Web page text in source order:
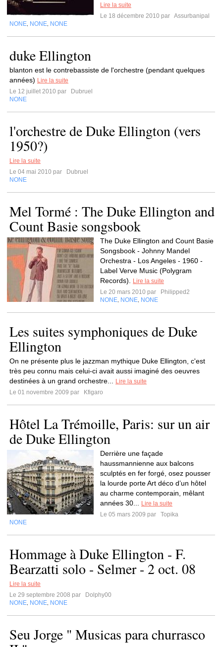
Lire la suite
Le 18 décembre 2010 par Assurbanipal
NONE NONE NONE
duke Ellington
blanton est le contrebassiste de l'orchestre (pendant quelques
années) Lire la suite
Le 12 juillet 2010 par
Dubruel
NONE
l'orchestre de Duke Ellington (vers
1950?)
Lire la suite
Le 04 mai 2010 par
Dubruel
NONE
Mel Tormé : The Duke Ellington and
Count Basie songsbook
The Duke Ellington and Count Basie
Songsbook - Johnny Mandel
Orchestra - Los Angeles - 1960 -
Label Verve Music (Polygram
Records).
Lire la suite
Le 20 mars 2010 par
Philipped2
NONE NONE NONE
Les suites symphoniques de Duke
Ellington
On ne présente plus le jazzman mythique Duke Ellington, c'est
très peu connu mais celui-ci avait aussi imaginé des oeuvres
destinées à un grand orchestre...
Lire la suite
Le 01 novembre 2009 par
Kfigaro
Hôtel La Trémoille, Paris: sur un air
de Duke Ellington
Derrière une façade
haussmannienne aux balcons
sculptés en fer forgé, osez pousser
la lourde porte Art déco d’un hôtel
au charme contemporain, mêlant
années 30...
Lire la suite
Le 05 mars 2009 par
Topika
NONE
Hommage à Duke Ellington - F.
Bearzatti solo - Selmer - 2 oct. 08
Lire la suite
Le 29 septembre 2008 par
Dolphy00
NONE NONE NONE
Seu Jorge " Musicas para churrasco